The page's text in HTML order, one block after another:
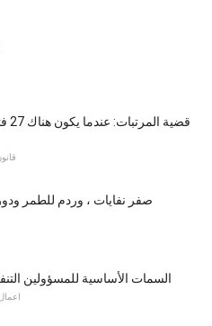
صفر نفايات ، وردم للطمر ودور
السمات الأساسية للمسؤولين